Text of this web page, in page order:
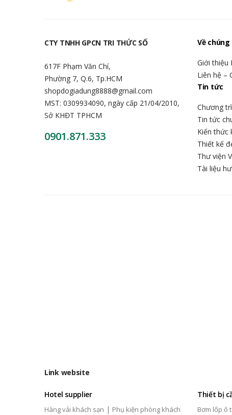
CTY TNHH GPCN TRI THỨC SỐ
617F Phạm Văn Chí,
Phường 7, Q.6, Tp.HCM
shopdogiadung8888@gmail.com
MST: 0309934090, ngày cấp 21/04/2010,
Sở KHĐT TPHCM
0901.871.333
Về
Giới thiệu
Liên hệ –
Tin tức
Chương
Tin tức
Kiến thức
Thiết kế
Thư viện
Tài liệu
Link website
Hotel supplier
Hàng vải khách sạn | Phụ kiện phòng khách
Thiết bị
Bơm lốp ô